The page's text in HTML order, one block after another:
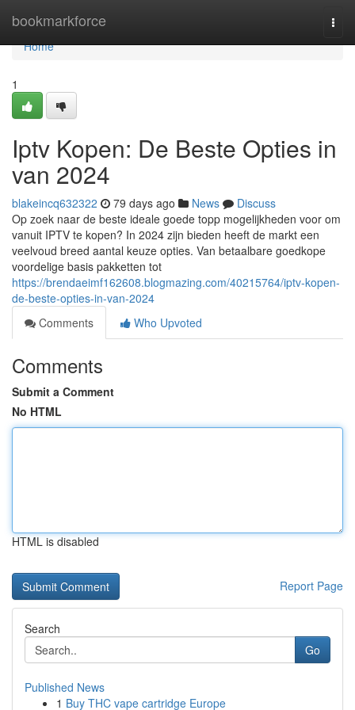
bookmarkforce
Home
Home
1
Iptv Kopen: De Beste Opties in
van 2024
blakeincq632322 79 days ago News
Discuss
Op zoek naar de beste ideale goede topp mogelijkheden voor om
vanuit IPTV te kopen? In 2024 zijn bieden heeft de markt een
veelvoud breed aantal keuze opties. Van betaalbare goedkope
voordelige basis pakketten tot
https://brendaeimf162608.blogmazing.com/40215764/iptv-kopen-
de-beste-opties-in-van-2024
Comments
Who Upvoted
Comments
Submit a Comment
No HTML
HTML is disabled
Report Page
Search
Go
Published News
1 Buy THC vape cartridge Europe